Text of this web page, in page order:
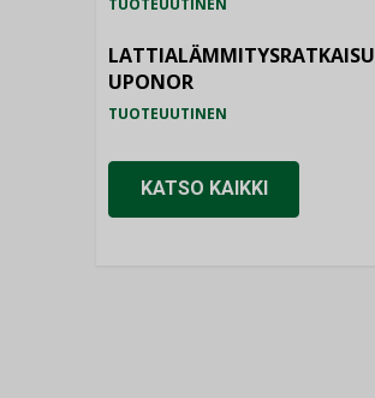
TUOTEUUTINEN
LATTIALÄMMITYSRATKAISU
UPONOR
TUOTEUUTINEN
KATSO KAIKKI